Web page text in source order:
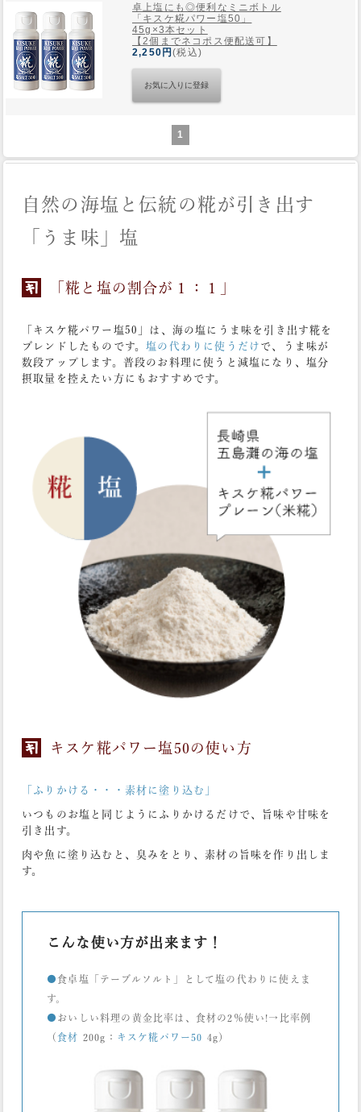
卓上塩にも◎便利なミニボトル
「キスケ糀パワー塩50」
45g×3本セット
【2個までネコポス便配送可】
2,250円(税込)
1
自然の海塩と伝統の糀が引き出す
「うま味」塩
「糀と塩の割合が１：１」
「キスケ糀パワー塩50」は、海の塩にうま味を引き出す糀を
ブレンドしたものです。塩の代わりに使うだけ で、うま味が
数段アップします。普段のお料理に使うと減塩になり、塩分
摂取量を控えたい方にもおすすめです。
キスケ糀パワー塩50の使い方
「ふりかける・・・素材に塗り込む」
いつものお塩と同じようにふりかけるだけで、旨味や甘味を
引き出す。
肉や魚に塗り込むと、臭みをとり、素材の旨味を作り出しま
す。
こんな使い方が出来ます！
● 食卓塩「テーブルソルト」として塩の代わりに使えま
す。
● おいしい料理の黄金比率は、食材の2％使い!→比率例
（ 食材 200g： キスケ糀パワー50 4g）